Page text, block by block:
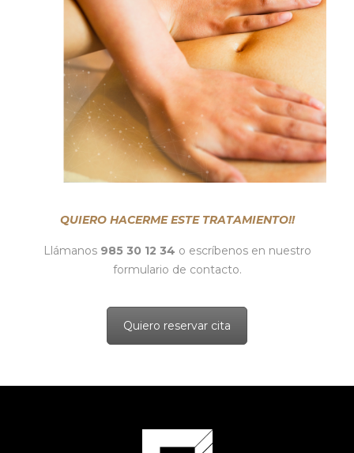
QUIERO HACERME ESTE TRATAMIENTO!!
Llámanos 985 30 12 34 o escríbenos en nuestro
formulario de contacto.
Quiero reservar cita